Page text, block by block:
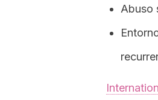
Abuso